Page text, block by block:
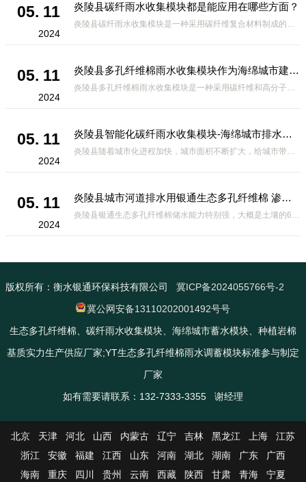
05. 11
2024
炎陵县碳纤雨水收集模块都是能应用在哪些方面？
炎陵县碳纤雨水收集模块是一种采用碳纤维复合材料制成的雨水收集装置，具有*、环保、可持续等诸多优点。这种模块的设计独特，结构轻巧且强度高，耐腐蚀，能够在各种环境条件下稳定运行。其广泛的应用领域不仅体现在城市规
05. 11
2024
炎陵县多孔纤维棉雨水收集模块作为海绵城市建设中的一种创新材料
炎陵县多孔纤维棉雨水收集模块是一种采用碳纤维和高分子材料复合而成的新型材料。它拥有高度多孔的结构，能够有效吸收和储存雨水，同时利用其独特的导流设计，将雨水迅速排出，有效防止城市内涝的发生。此外，该材料还具有
05. 11
2024
炎陵县智能化碳纤雨水收集模块-海绵城市排水蓄水系统的优选项
炎陵县随着城市化进程加快，城市面积不断扩大，给城市带来的问题也随之增加。其中之一就是水资源的短缺。雨水收集是一种解决城市水资源短缺的有效途径。在雨水收集技术中，智能化碳纤雨水收集模块的出现，为解决城市水资源
05. 11
2024
炎陵县城市河道排水用银通生态多孔纤维棉 渗透性好重量轻
炎陵县银通生态多孔纤维棉储水能力特别强，大概是土壤的6倍，所以在下暴雨或者是严重的雨雪天气时，能将降水量很好的吸收掉，到了天气晴朗之后又会将这些水分蒸发到空气中。这种材料在绿化环保上能起到很大的作用，能够大
版权所有：衡水银通环保科技有限公司
冀ICP备2024055766号-2
冀公网安备13110202001492号号
生态多孔纤维棉、碳纤雨水收集模块、海绵城市蓄水模块、种植岩棉
基质实力生产供应厂家;YT生态多孔纤维棉雨水调蓄模块标准参与制定
厂家
如有需要请联系：132-7333-3355 谢经理
北京 天津 河北 山西 内蒙古 辽宁 吉林 黑龙江 上海
江苏
浙江
安徽 福建 江西 山东 河南 湖北 湖南 广东
广西
海南
重庆 四川 贵州 云南 西藏 陕西 甘肃 青海 宁夏